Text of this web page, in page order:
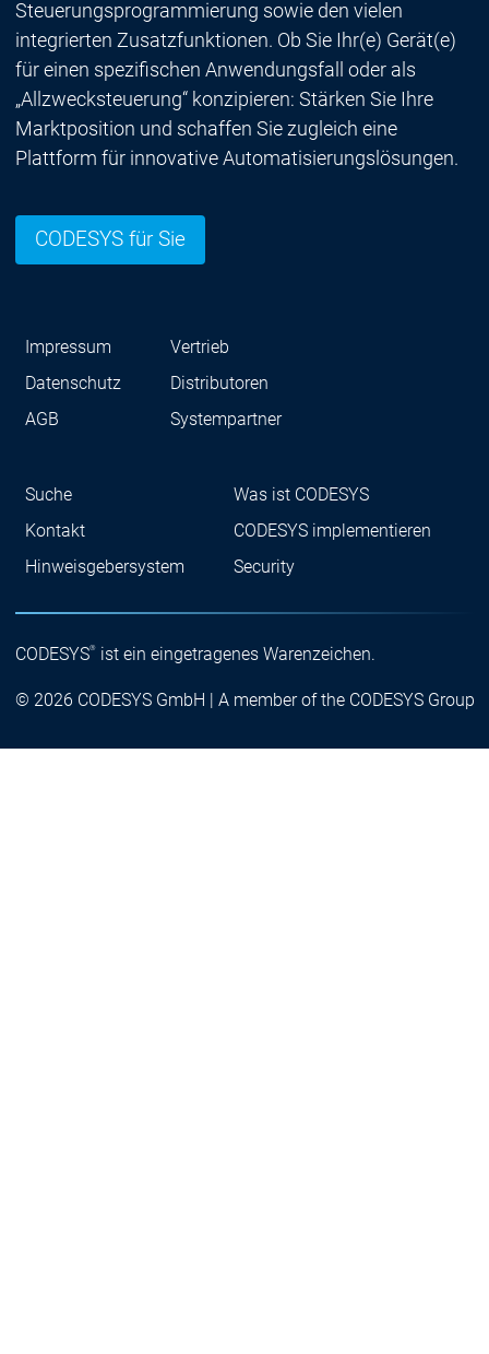
Steuerungsprogrammierung sowie den vielen
integrierten Zusatzfunktionen. Ob Sie Ihr(e) Gerät(e)
für einen spezifischen Anwendungsfall oder als
„Allzwecksteuerung“ konzipieren: Stärken Sie Ihre
Marktposition und schaffen Sie zugleich eine
Plattform für innovative Automatisierungslösungen.
CODESYS für Sie
Impressum
Datenschutz
AGB
Vertrieb
Distributoren
Systempartner
Suche
Kontakt
Hinweisgebersystem
Was ist CODESYS
CODESYS implementieren
Security
CODESYS®ist ein eingetragenes Warenzeichen.
© 2026 CODESYS GmbH | A member of the CODESYS Group